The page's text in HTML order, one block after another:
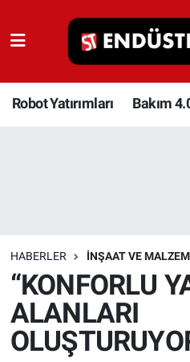
Robot Yatırımları Bakım
HABERLER İNŞAAT VE
“KONFORLU
ALANLARI
Robot Yatırımları
Bakım 4.0
Depolama Çözümleri
İnşaat ve Malzeme
HaberOrtak